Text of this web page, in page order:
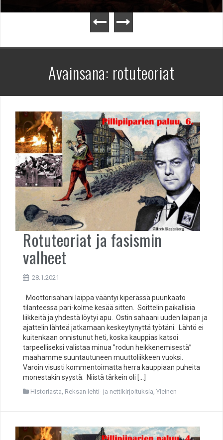
Avainsana: rotuteoriat
Rotuteoriat ja fasismin
valheet
28.1.2021
Moottorisahani laippa vääntyi kiperässä puunkaato
tilanteessa pari-kolme kesää sitten. Soittelin paikallisia
liikkeitä ja yhdestä löytyi apu. Ostin sahaani uuden laipan ja
ajattelin lähteä jatkamaan keskeytynyttä työtäni. Lähtö ei
kuitenkaan onnistunut heti, koska kauppias katsoi
tarpeelliseksi valistaa minua ”rodun heikkenemisestä”
maahamme suuntautuneen muuttoliikkeen vuoksi.
Varoin visusti kommentoimatta herra kauppiaan puheita
monestakin syystä. Niistä tärkein oli […]
Historiasta, Reksan lehti- ja nettikirjoituksia, Yleinen